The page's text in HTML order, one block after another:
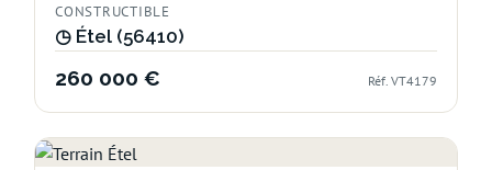
CONSTRUCTIBLE
◷ Étel (56410)
260 000 € Réf. VT4179